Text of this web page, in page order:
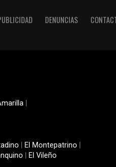
DENUNCIAS
El Montepatrino
El Vileño